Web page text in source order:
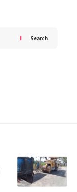
Search